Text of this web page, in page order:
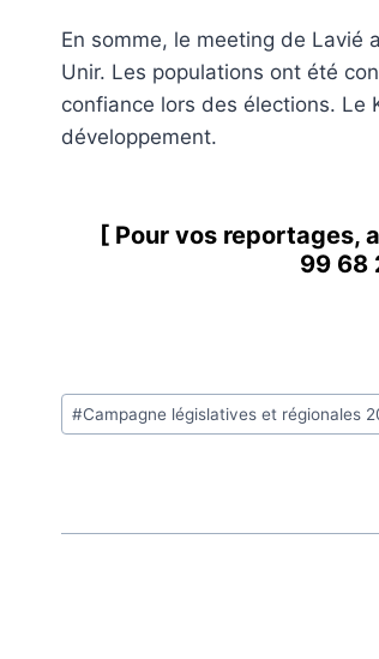
En somme, le meeting de Lavié
Unir. Les populations ont été
confiance lors des élections. Le
développement.
[ Pour vos reportages,
99 68
Étiquettes
de
#Campagne législatives et régionales